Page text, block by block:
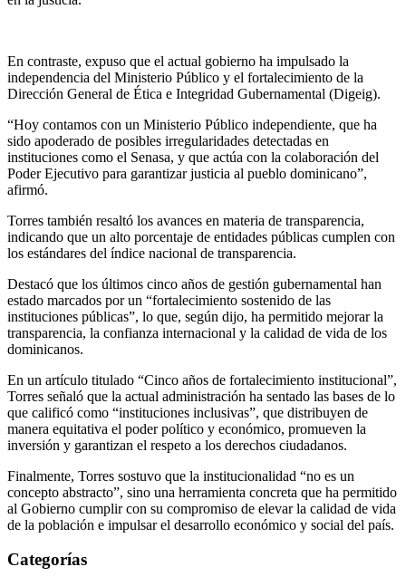
En contraste, expuso que el actual gobierno ha impulsado la
independencia del Ministerio Público y el fortalecimiento de la
Dirección General de Ética e Integridad Gubernamental (Digeig).
“Hoy contamos con un Ministerio Público independiente, que ha
sido apoderado de posibles irregularidades detectadas en
instituciones como el Senasa, y que actúa con la colaboración del
Poder Ejecutivo para garantizar justicia al pueblo dominicano”,
afirmó.
Torres también resaltó los avances en materia de transparencia,
indicando que un alto porcentaje de entidades públicas cumplen con
los estándares del índice nacional de transparencia.
Destacó que los últimos cinco años de gestión gubernamental han
estado marcados por un “fortalecimiento sostenido de las
instituciones públicas”, lo que, según dijo, ha permitido mejorar la
transparencia, la confianza internacional y la calidad de vida de los
dominicanos.
En un artículo titulado “Cinco años de fortalecimiento institucional”,
Torres señaló que la actual administración ha sentado las bases de lo
que calificó como “instituciones inclusivas”, que distribuyen de
manera equitativa el poder político y económico, promueven la
inversión y garantizan el respeto a los derechos ciudadanos.
Finalmente, Torres sostuvo que la institucionalidad “no es un
concepto abstracto”, sino una herramienta concreta que ha permitido
al Gobierno cumplir con su compromiso de elevar la calidad de vida
de la población e impulsar el desarrollo económico y social del país.
Categorías